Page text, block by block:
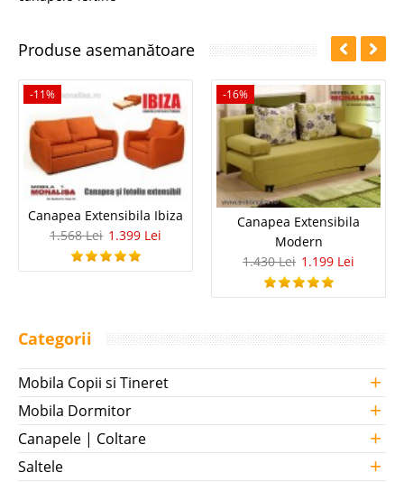
Produse asemanătoare
-11%
Canapea Extensibila Ibiza
1.568 Lei 1.399 Lei
-16%
Canapea Extensibila
Modern
1.430 Lei 1.199 Lei
Categorii
Mobila Copii si Tineret +
Mobila Dormitor +
Canapele | Coltare +
Saltele +